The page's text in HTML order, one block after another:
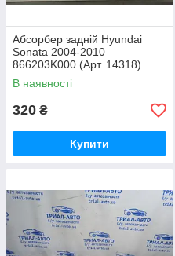
Абсорбер задній Hyundai
Sonata 2004-2010
866203K000 (Арт. 14318)
В наявності
320 ₴
Купити